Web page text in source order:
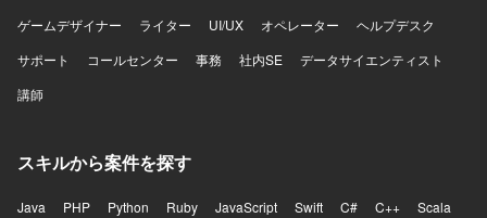
ゲームデザイナー
ライター UI/UX オペレーター
ヘルプデスク
サポート
コールセンター 事務 社内SE
データサイエンティスト
講師
スキルから案件を探す
Java PHP Python Ruby JavaScript Swift C# C++
Scala